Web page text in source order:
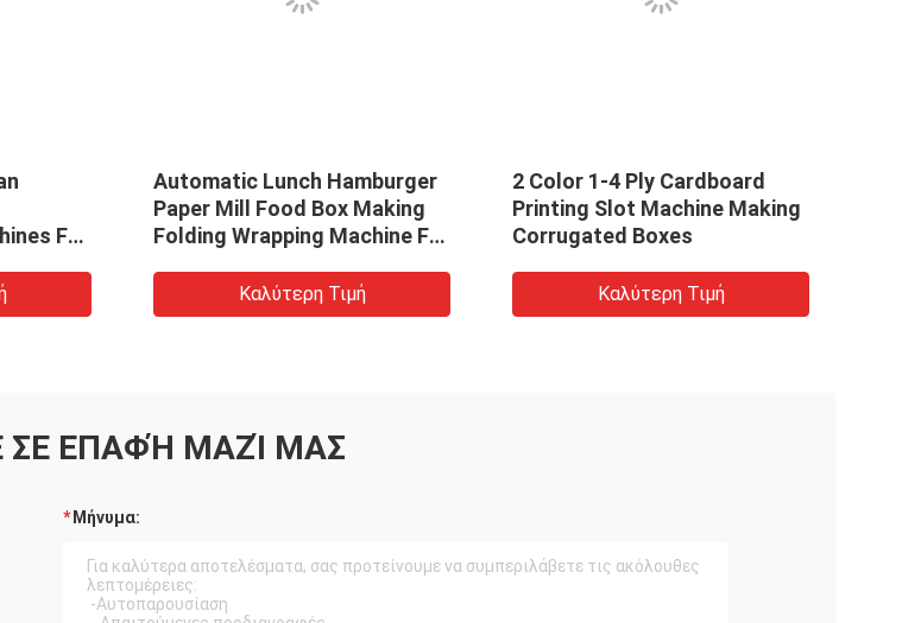
For
Automatic Lunch Hamburger
Paper Mill Food Box Making
Folding Wrapping Machine For
Paper Box Making Machine
Καλύτερη Τιμή
2 Color 1-4 Ply Cardboard
Printing Slot Machine Making
Corrugated Boxes
Καλύτερη Τιμή
ΣΕ ΕΠΑΦΉ ΜΑΖΊ ΜΑΣ
Μήνυμα: